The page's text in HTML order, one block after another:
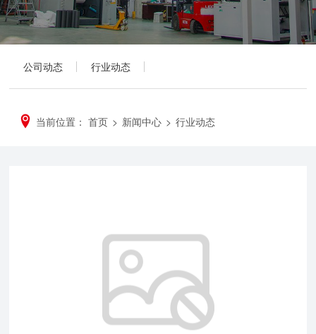
公司动态 行业动态
当前位置： 首页 > 新闻中心 > 行业动态